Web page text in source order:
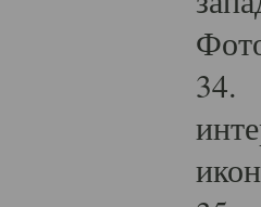
34.